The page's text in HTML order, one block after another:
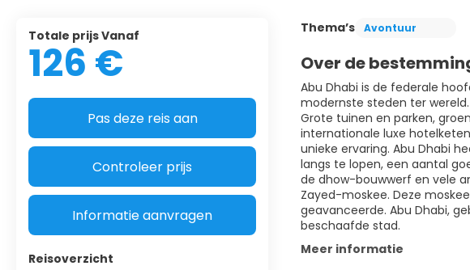
Thema’s Avontuur
Over de
Abu Dhabi is de federale
modernste steden ter
Grote tuinen en parken,
internationale luxe
unieke ervaring. Abu Dhabi
langs te lopen, een aantal
de dhow-bouwwerf en vele
Zayed-moskee. Deze
geavanceerde. Abu Dhabi,
beschaafde stad.
Meer informatie
Totale prijs Vanaf
126 €
Pas deze reis aan
Controleer prijs
Informatie aanvragen
Reisoverzicht